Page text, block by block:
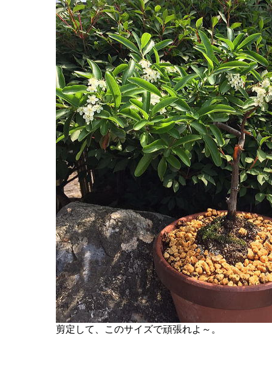
剪定して、このサイズで頑張れよ～。